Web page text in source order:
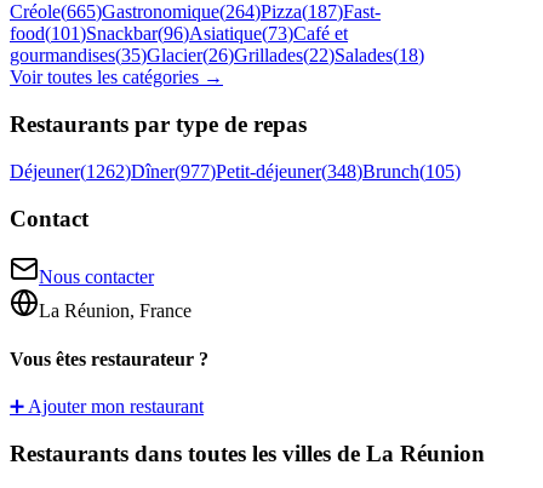
Créole(665)Gastronomique(264)Pizza(187)Fast-
food(101)Snackbar(96)Asiatique(73)Café et
gourmandises(35)Glacier(26)Grillades(22)Salades(18)
Voir toutes les catégories →
Restaurants par type de repas
Déjeuner(1262)Dîner(977)Petit-déjeuner(348)Brunch(105)
Contact
Nous contacter
La Réunion, France
Vous êtes restaurateur ?
➕ Ajouter mon restaurant
Restaurants dans toutes les villes de La Réunion